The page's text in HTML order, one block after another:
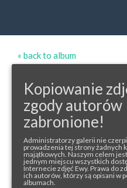
« back to album
CASTING
LUDVIKA
photos from:
Kopiowanie
zgody autorów
zabronione!
Administratorzy galerii nie
prowadzenia tej strony żadnych
majątkowych. Naszym celem
jednym miejscu wszystkich
Internecie zdjęć Ewy. Prawa do
ich autorów, którzy są opisani w
albumach.